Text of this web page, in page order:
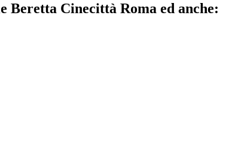
Beretta Cinecittà Roma ed anche: